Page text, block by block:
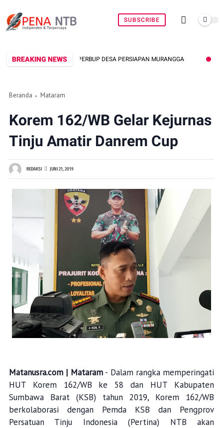
SUBSCRIBE
BREAKING NEWS
DESA PERSIAPAN MURANGGA MENKOMDIGI MEUTYA
Beranda Mataram
Korem 162/WB Gelar Kejurnas
Tinju Amatir Danrem Cup
REDAKSI JUNI 21, 2019
Matanusra.com | Mataram - Dalam rangka memperingati
HUT Korem 162/WB ke 58 dan HUT Kabupaten
Sumbawa Barat (KSB) tahun 2019, Korem 162/WB
berkolaborasi dengan Pemda KSB dan Pengprov
Persatuan Tinju Indonesia (Pertina) NTB akan